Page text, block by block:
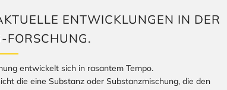
ENTWICKLUNGEN IN DER
entwickelt sich in rasantem Tempo.
die eine Substanz oder Substanzmischung, die den
to your wishlist and view your